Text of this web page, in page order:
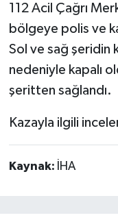
112 Acil Çağrı
bölgeye polis ve
Sol ve sağ şeridin
nedeniyle kapalı
şeritten sağlandı.
Kazayla ilgili
Kaynak: İHA